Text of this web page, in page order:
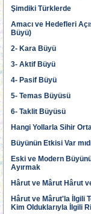
Şimdiki Türklerde
Amacı ve Hedefleri
Büyü)
2- Kara Büyü
3- Aktif Büyü
4- Pasif Büyü
5- Temas Büyüsü
6- Taklit Büyüsü
Hangi Yollarla Sihir
Büyünün Etkisi Var
Eski ve Modern
Ayırmak
Hârut ve Mârut Hârut
Hârut ve Mârut'la İlgili
Kim Olduklarıyla İlgili